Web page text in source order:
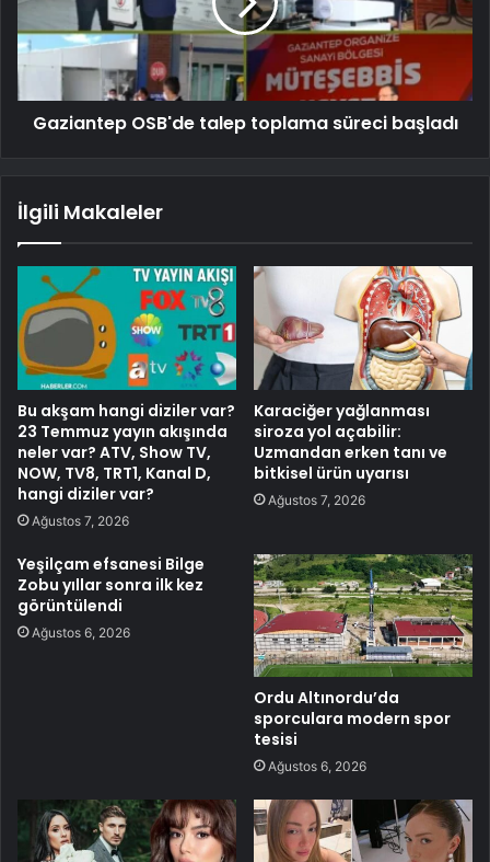
Gaziantep OSB'de talep toplama süreci başladı
İlgili Makaleler
Bu akşam hangi diziler var?
23 Temmuz yayın akışında
neler var? ATV, Show TV,
NOW, TV8, TRT1, Kanal D,
hangi diziler var?
Ağustos 7, 2026
Karaciğer yağlanması
siroza yol açabilir:
Uzmandan erken tanı ve
bitkisel ürün uyarısı
Ağustos 7, 2026
Yeşilçam efsanesi Bilge
Zobu yıllar sonra ilk kez
görüntülendi
Ağustos 6, 2026
Ordu Altınordu’da
sporculara modern spor
tesisi
Ağustos 6, 2026